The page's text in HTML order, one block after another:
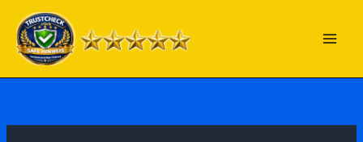
Inhalt
springen